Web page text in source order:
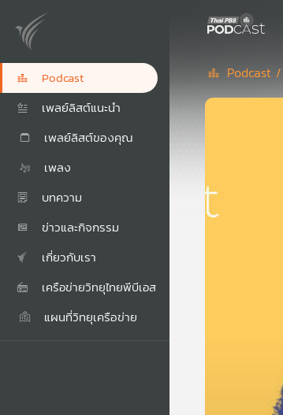
Podcast
เพลย์ลิสต์แนะนำ
เพลย์ลิสต์ของคุณ
เพลง
บทความ
ข่าวและกิจกรรม
เกี่ยวกับเรา
เครือข่ายวิทยุไทยพีบีเอส
แผนที่วิทยุเครือข่าย
Podcast /